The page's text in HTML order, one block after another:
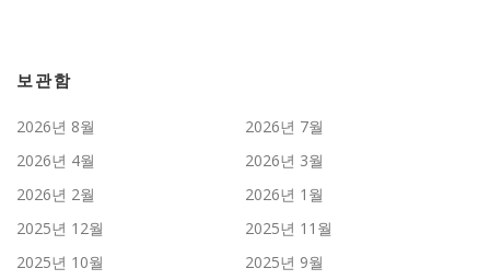
보관함
2026년 8월
2026년 7월
2026년 4월
2026년 3월
2026년 2월
2026년 1월
2025년 12월
2025년 11월
2025년 10월
2025년 9월